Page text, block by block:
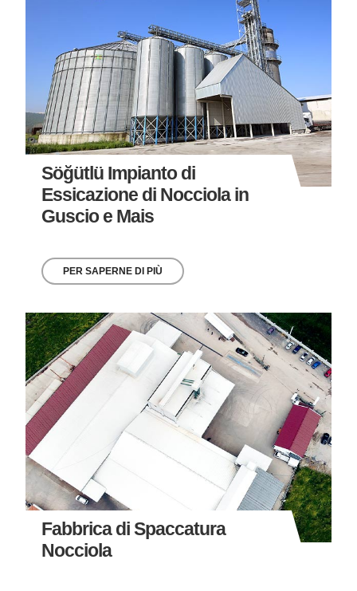
Söğütlü Impianto di
Essicazione di Nocciola in
Guscio e Mais
PER SAPERNE DI PIÙ
Fabbrica di Spaccatura
Nocciola